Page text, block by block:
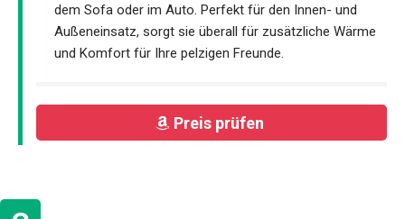
dem Sofa oder im Auto. Perfekt für den Innen- und
Außeneinsatz, sorgt sie überall für zusätzliche Wärme
und Komfort für Ihre pelzigen Freunde.
Preis prüfen